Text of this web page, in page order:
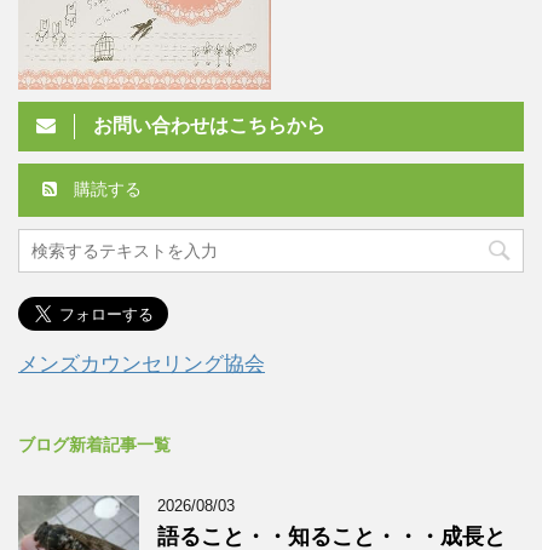
お問い合わせはこちらから
購読する
メンズカウンセリング協会
ブログ新着記事一覧
2026/08/03
語ること・・知ること・・・成長と